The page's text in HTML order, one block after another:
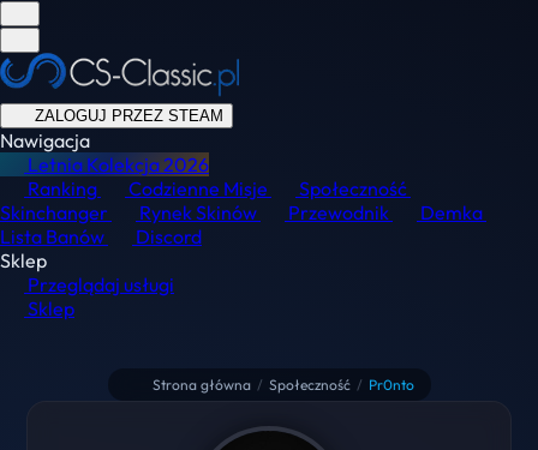
ZALOGUJ PRZEZ STEAM
Nawigacja
Letnia Kolekcja2026
Ranking
Codzienne Misje
Społeczność
Skinchanger
Rynek Skinów Przewodnik
Demka
Lista Banów
Discord
Sklep
Przeglądaj usługi
Sklep
Strona główna / Społeczność / Pr0nto